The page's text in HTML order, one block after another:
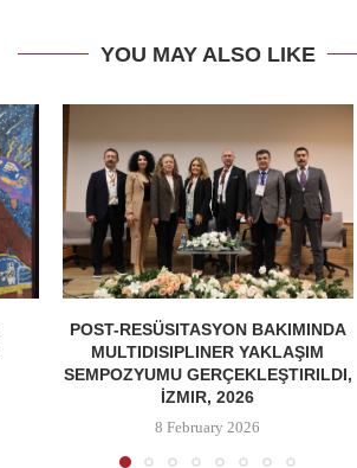
YOU MAY ALSO LIKE
POST-RESÜSITASYON BAKIMINDA
MULTIDISIPLINER YAKLAŞIM
SEMPOZYUMU GERÇEKLEŞTIRILDI,
İZMIR, 2026
8 February 2026